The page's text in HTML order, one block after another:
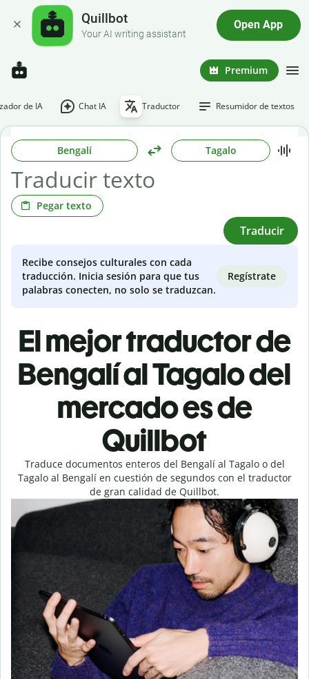
Quillbot
Your AI writing assistant
Open App
Premium
de IA Chat IA Traductor Resumidor de textos
Bengalí Tagalo
Pegar texto
Traducir
Recibe consejos culturales con cada
traducción. Inicia sesión para que tus
palabras conecten, no solo se traduzcan.
Regístrate
El mejor traductor de
Bengalí al Tagalo del
mercado es de
Quillbot
Traduce documentos enteros del Bengalí al Tagalo o del
Tagalo al Bengalí en cuestión de segundos con el traductor
de gran calidad de Quillbot.